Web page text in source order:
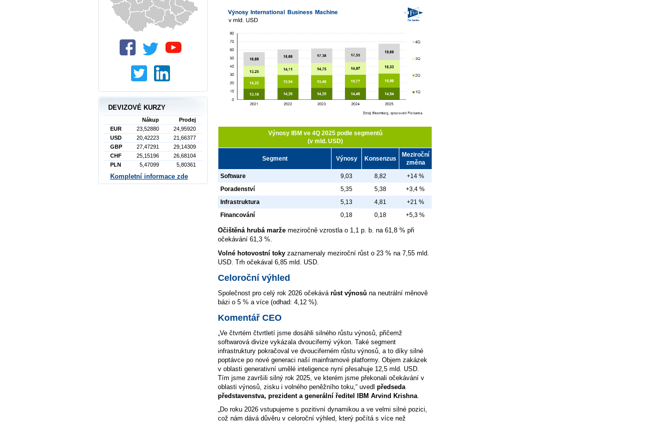
Výnosy IBM ve 4Q 2025 podle segmentů
(v mld. USD)
Segment Výnosy Konsenzus
Meziroční
změna
Software
9,03 8,82
+14 %
Poradenství
5,35 5,38
+3,4 %
Infrastruktura
5,13 4,81
+21 %
Financování
0,18 0,18 +5,3 %
Očištěná hrubá marže meziročně vzrostla o 1,1 p. b. na 61,8 % při
očekávání 61,3 %.
Volné hotovostní toky zaznamenaly meziroční růst o 23 % na 7,55 mld.
USD. Trh očekával 6,85 mld. USD.
Celoroční výhled
Společnost pro celý rok 2026 očekává růst výnosů na neutrální měnově
bázi o 5 % a více (odhad: 4,12 %).
Komentář CEO
„Ve čtvrtém čtvrtletí jsme dosáhli silného růstu výnosů, přičemž
softwarová divize vykázala dvouciferný výkon. Také segment
infrastruktury pokračoval ve dvouciferném růstu výnosů, a to díky silné
poptávce po nové generaci naší mainframové platformy. Objem zakázek
v oblasti generativní umělé inteligence nyní přesahuje 12,5 mld. USD.
Tím jsme završili silný rok 2025, ve kterém jsme překonali očekávání v
oblasti výnosů, zisku i volného peněžního toku,“ uvedl předseda
představenstva, prezident a generální ředitel IBM Arvind Krishna
„Do roku 2026 vstupujeme s pozitivní dynamikou a ve velmi silné pozici,
což nám dává důvěru v celoroční výhled, který počítá s více než
DEVIZOVÉ KURZY
Nákup
Prodej
EUR
23,52880
24,95920
USD
20,42223
21,66377
GBP
27,47291
29,14309
CHF
25,15196
26,68104
PLN
5,47099 5,80361
Kompletní informace zde